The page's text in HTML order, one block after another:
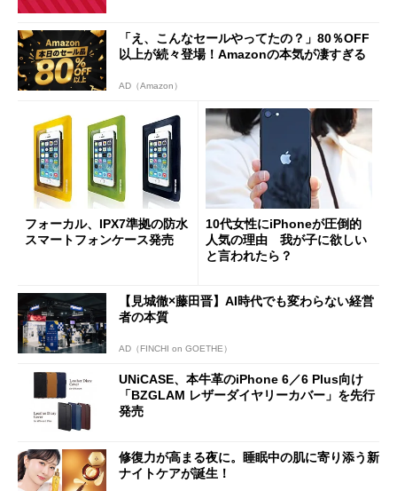
「え、こんなセールやってたの？」80％OFF
以上が続々登場！Amazonの本気が凄すぎる
AD（Amazon）
フォーカル、IPX7準拠の防水
スマートフォンケース発売
10代女性にiPhoneが圧倒的
人気の理由 我が子に欲しい
と言われたら？
【見城徹×藤田晋】AI時代でも変わらない経営
者の本質
AD（FINCHI on GOETHE）
UNiCASE、本牛革のiPhone 6／6 Plus向け
「BZGLAM レザーダイヤリーカバー」を先行
発売
修復力が高まる夜に。睡眠中の肌に寄り添う新
ナイトケアが誕生！